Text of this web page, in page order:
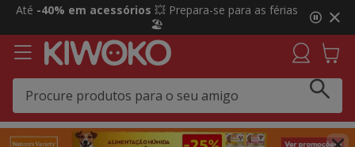
2
3,
mensagem,
Até -40% em acessórios 💥 Prepara-se para as férias
🏖️